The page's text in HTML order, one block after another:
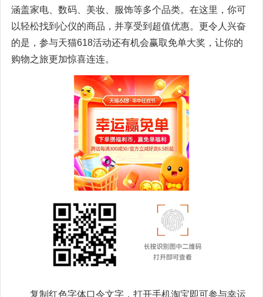
涵盖家电、数码、美妆、服饰等多个品类。在这里，你可
以轻松找到心仪的商品，并享受到超值优惠。更令人兴奋
的是，参与天猫618活动还有机会赢取免单大奖，让你的
购物之旅更加惊喜连连。
复制红色字体口令文字，打开手机淘宝即可参与幸运